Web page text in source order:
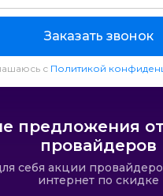
Заказать звонок
с Политикой
предложения
провайдеров
себя акции
интернет по скидке